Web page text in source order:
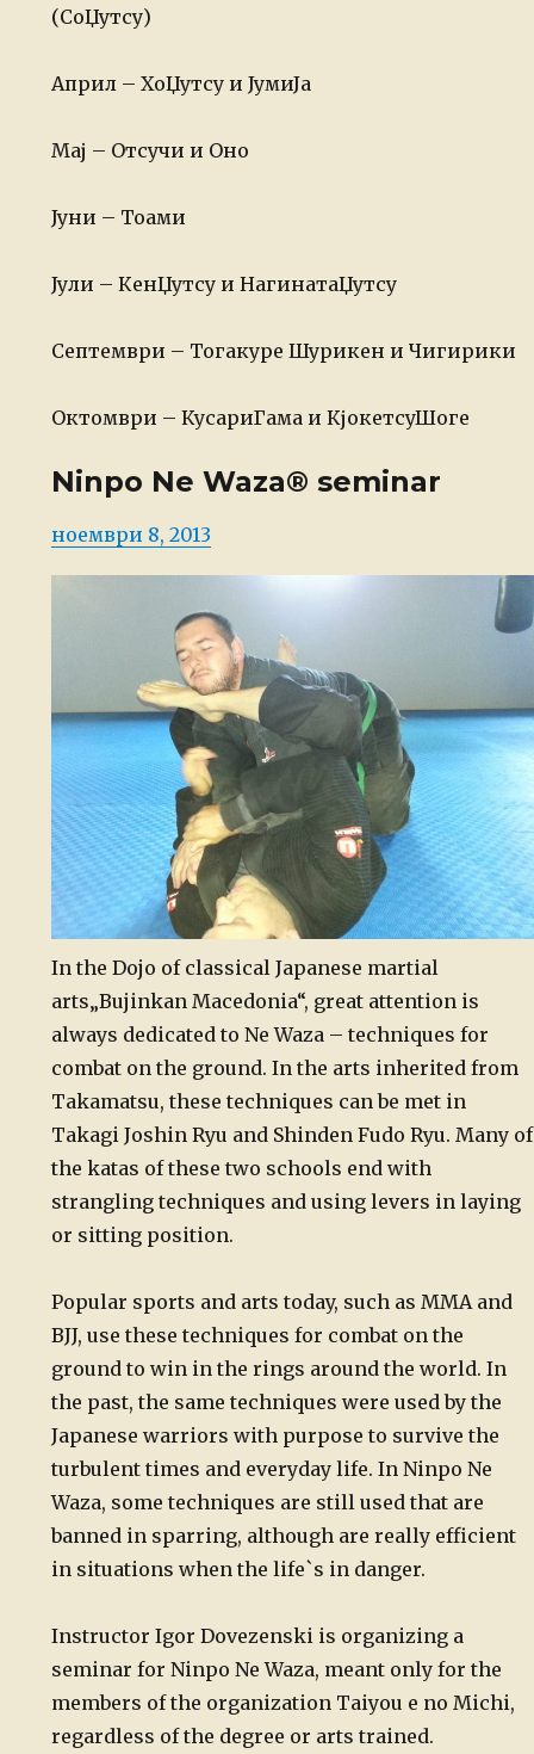
(СоЏутсу)
Април – ХоЏутсу и ЈумиЈа
Мај – Отсучи и Оно
Јуни – Тоами
Јули – КенЏутсу и НагинатаЏутсу
Септември – Тогакуре Шурикен и Чигирики
Октомври – КусариГама и КјокетсуШоге
Ninpo Ne Waza® seminar
Posted
ноември 8, 2013
In the Dojo of classical Japanese martial
arts„Bujinkan Macedonia“, great attention is
always dedicated to Ne Waza – techniques for
combat on the ground. In the arts inherited from
Takamatsu, these techniques can be met in
Takagi Joshin Ryu and Shinden Fudo Ryu. Many of
the katas of these two schools end with
strangling techniques and using levers in laying
or sitting position.
Popular sports and arts today, such as MMA and
BJJ, use these techniques for combat on the
ground to win in the rings around the world. In
the past, the same techniques were used by the
Japanese warriors with purpose to survive the
turbulent times and everyday life. In Ninpo Ne
Waza, some techniques are still used that are
banned in sparring, although are really efficient
in situations when the life`s in danger.
Instructor Igor Dovezenski is organizing a
seminar for Ninpo Ne Waza, meant only for the
members of the organization Taiyou e no Michi,
regardless of the degree or arts trained.